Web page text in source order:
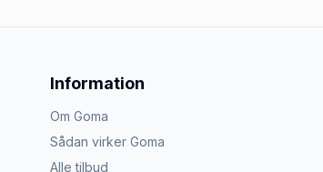
Information
Om Goma
Sådan virker Goma
Alle tilbud